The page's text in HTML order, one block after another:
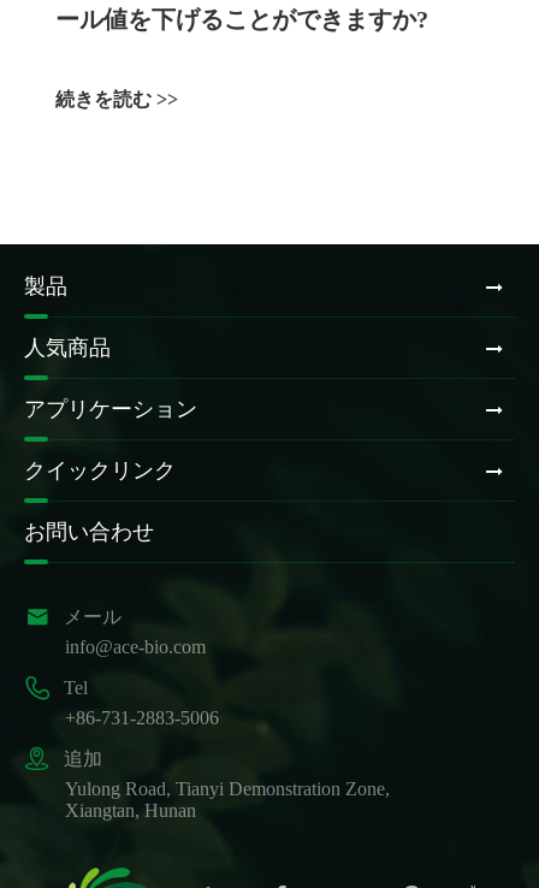
ール値を下げることができますか?
続きを読む >>
製品
人気商品
アプリケーション
クイックリンク
お問い合わせ

メール
info@ace-bio.com

Tel
+86-731-2883-5006

追加
Yulong Road, Tianyi Demonstration Zone,
Xiangtan, Hunan